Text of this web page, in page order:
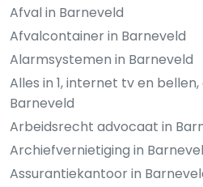
Afval in Barneveld
Afvalcontainer in Barneveld
Alarmsystemen in Barneveld
Alles in 1, internet tv en bellen,
Barneveld
Arbeidsrecht advocaat in
Archiefvernietiging in
Assurantiekantoor in